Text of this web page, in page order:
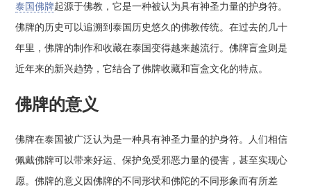
泰国佛牌起源于佛教，它是一种被认为具有神圣力量的护身符。
佛牌的历史可以追溯到泰国历史悠久的佛教传统。在过去的几十
年里，佛牌的制作和收藏在泰国变得越来越流行。佛牌盲盒则是
近年来的新兴趋势，它结合了佛牌收藏和盲盒文化的特点。
佛牌的意义
佛牌在泰国被广泛认为是一种具有神圣力量的护身符。人们相信
佩戴佛牌可以带来好运、保护免受邪恶力量的侵害，甚至实现心
愿。佛牌的意义因佛牌的不同形状和佛陀的不同形象而有所差